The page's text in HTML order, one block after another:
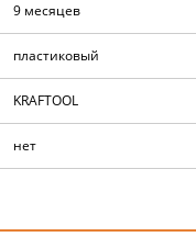
9 месяцев
пластиковый
KRAFTOOL
нет